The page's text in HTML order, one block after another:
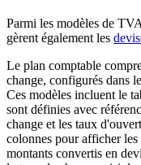
Parmi les modèles de
gèrent également les
Le plan comptable
change, configurés dans
Ces modèles incluent le
sont définies avec
change et les taux
colonnes pour afficher les
montants convertis en